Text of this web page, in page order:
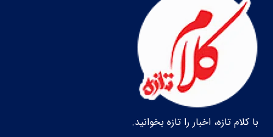
با کلام تازه، اخبار را تازه بخوانید.